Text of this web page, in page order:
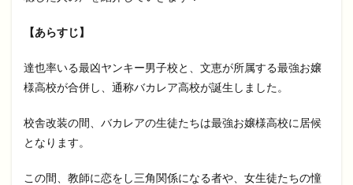
【あらすじ】
達也率いる最凶ヤンキー男子校と、文恵が所属する最強お嬢
様高校が合併し、通称バカレア高校が誕生しました。
校舎改装の間、バカレアの生徒たちは最強お嬢様高校に居候
となります。
この間、教師に恋をし三角関係になる者や、女生徒たちの憧